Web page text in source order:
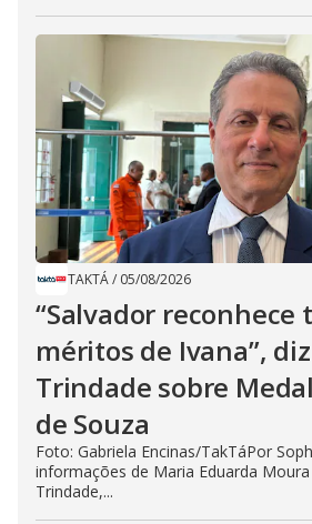
TAKTÁ/ 05/08/2026
“Salvador reconhece
méritos de Ivana”,
Trindade sobre
de Souza
Foto: Gabriela Encinas/TakTáPor
informações de Maria Eduarda
Trindade,...